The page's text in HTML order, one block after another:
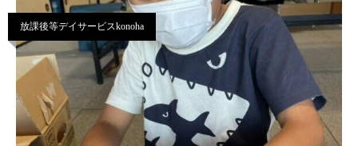
放課後等デイサービスkonoha